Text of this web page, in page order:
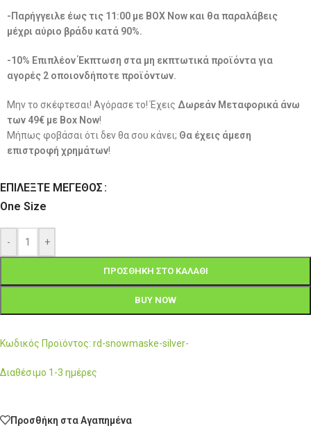
-Παρήγγειλε έως τις 11:00 με BOX Now και θα παραλάβεις
μέχρι αύριο βράδυ κατά 90%.
-10% Επιπλέον Έκπτωση στα μη εκπτωτικά προϊόντα για
αγορές 2 οποιονδήποτε προϊόντων.
Μην το σκέφτεσαι! Αγόρασε το! Έχεις Δωρεάν Μεταφορικά άνω
των 49€ με Box Now!
Μήπως φοβάσαι ότι δεν θα σου κάνει; Θα έχεις άμεση
επιστροφή χρημάτων!
ΕΠΙΛΈΞΤΕ ΜΈΓΕΘΟΣ
One Size
- +
ΠΡΟΣΘΉΚΗ ΣΤΟ ΚΑΛΆΘΙ
BUY NOW
Κωδικός Προϊόντος: rd-snowmaske-silver-
Διαθέσιμο 1-3 ημέρες
Προσθήκη στα Αγαπημένα